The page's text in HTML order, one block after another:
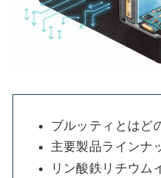
ブルッティとはど
主要製品ラインナ
リン酸鉄リチウム